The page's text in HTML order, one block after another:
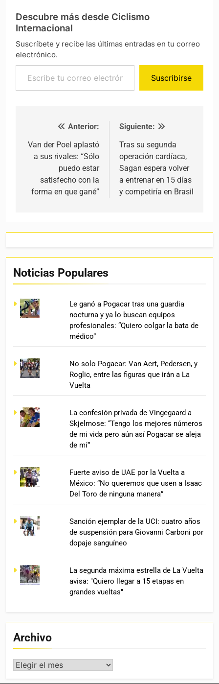
Descubre más desde Ciclismo
Internacional
Suscríbete y recibe las últimas entradas en tu correo
electrónico.
Escribe tu correo electrónico…
Suscribirse
Navegación de entradas
Anterior:
Van der Poel aplastó
a sus rivales: “Sólo
puedo estar
satisfecho con la
forma en que gané”
Siguiente:
Tras su segunda
operación cardíaca,
Sagan espera volver
a entrenar en 15 días
y competiría en Brasil
Noticias Populares
Le ganó a Pogacar tras una guardia
nocturna y ya lo buscan equipos
profesionales: “Quiero colgar la bata de
médico”
No solo Pogacar: Van Aert, Pedersen, y
Roglic, entre las figuras que irán a La
Vuelta
La confesión privada de Vingegaard a
Skjelmose: “Tengo los mejores números
de mi vida pero aún así Pogacar se aleja
de mí”
Fuerte aviso de UAE por la Vuelta a
México: “No queremos que usen a Isaac
Del Toro de ninguna manera”
Sanción ejemplar de la UCI: cuatro años
de suspensión para Giovanni Carboni por
dopaje sanguíneo
La segunda máxima estrella de La Vuelta
avisa: "Quiero llegar a 15 etapas en
grandes vueltas"
Archivo
Archivo